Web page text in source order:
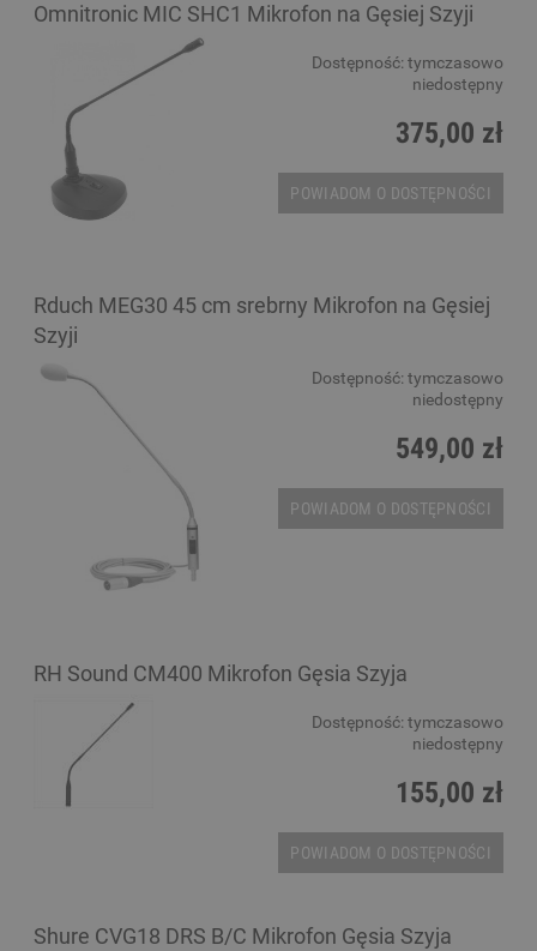
Omnitronic MIC SHC1 Mikrofon na Gęsiej Szyji
Dostępność: tymczasowo
niedostępny
375,00 zł
POWIADOM O DOSTĘPNOŚCI
Rduch MEG30 45 cm srebrny Mikrofon na Gęsiej
Szyji
Dostępność: tymczasowo
niedostępny
549,00 zł
POWIADOM O DOSTĘPNOŚCI
RH Sound CM400 Mikrofon Gęsia Szyja
Dostępność: tymczasowo
niedostępny
155,00 zł
POWIADOM O DOSTĘPNOŚCI
Shure CVG18 DRS B/C Mikrofon Gęsia Szyja